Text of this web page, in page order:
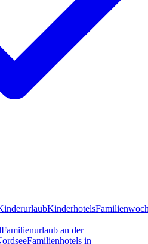
Kinderhotels
Familienurlaub an der
Familienhotels in